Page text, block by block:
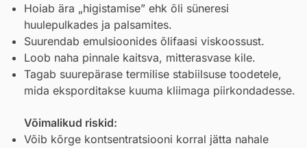
Hoiab ära „higistamise” ehk õli süneresi
huulepulkades ja palsamites.
Suurendab emulsioonides õlifaasi viskoossust.
Loob naha pinnale kaitsva, mitterasvase kile.
Tagab suurepärase termilise stabiilsuse toodetele,
mida eksporditakse kuuma kliimaga piirkondadesse.
Võimalikud riskid:
Võib kõrge kontsentratsiooni korral jätta nahale